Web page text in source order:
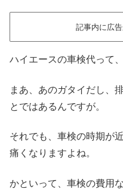
記事内に広告
ハイエースの車検代って
まあ、あのガタイだし、
とではあるんですが。
それでも、車検の時期が
痛くなりますよね。
かといって、車検の費用